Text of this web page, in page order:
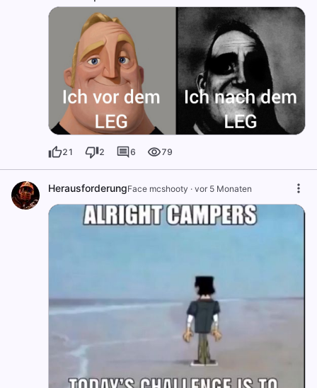
21 2 6 79
HerausforderungFace mcshooty · vor 5 Monaten